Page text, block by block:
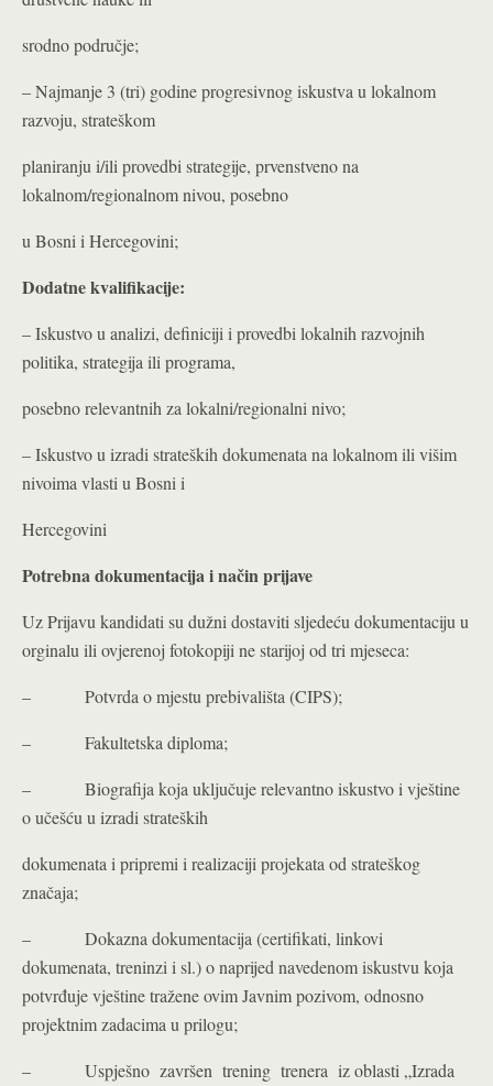
srodno područje;
– Najmanje 3 (tri) godine progresivnog iskustva u lokalnom
razvoju, strateškom
planiranju i/ili provedbi strategije, prvenstveno na
lokalnom/regionalnom nivou, posebno
u Bosni i Hercegovini;
Dodatne kvalifikacije:
– Iskustvo u analizi, definiciji i provedbi lokalnih razvojnih
politika, strategija ili programa,
posebno relevantnih za lokalni/regionalni nivo;
– Iskustvo u izradi strateških dokumenata na lokalnom ili višim
nivoima vlasti u Bosni i
Hercegovini
Potrebna dokumentacija i način prijave
Uz Prijavu kandidati su dužni dostaviti sljedeću dokumentaciju u
orginalu ili ovjerenoj fotokopiji ne starijoj od tri mjeseca:
– Potvrda o mjestu prebivališta (CIPS);
– Fakultetska diploma;
– Biografija koja uključuje relevantno iskustvo i vještine
o učešću u izradi strateških
dokumenata i pripremi i realizaciji projekata od strateškog
značaja;
– Dokazna dokumentacija (certifikati, linkovi
dokumenata, treninzi i sl.) o naprijed navedenom iskustvu koja
potvrđuje vještine tražene ovim Javnim pozivom, odnosno
projektnim zadacima u prilogu;
– Uspješno završen trening trenera iz oblasti „Izrada